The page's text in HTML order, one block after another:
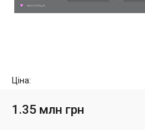
Ціна:
1.35 млн грн